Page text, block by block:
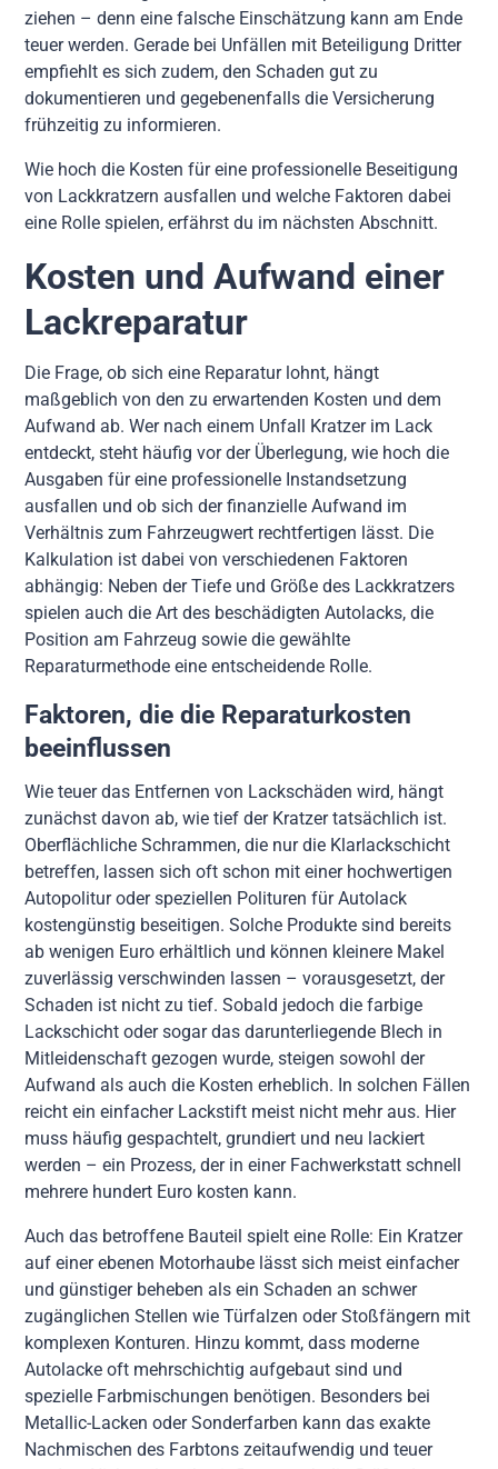
ziehen – denn eine falsche Einschätzung kann am Ende
teuer werden. Gerade bei Unfällen mit Beteiligung Dritter
empfiehlt es sich zudem, den Schaden gut zu
dokumentieren und gegebenenfalls die Versicherung
frühzeitig zu informieren.
Wie hoch die Kosten für eine professionelle Beseitigung
von Lackkratzern ausfallen und welche Faktoren dabei
eine Rolle spielen, erfährst du im nächsten Abschnitt.
Kosten und Aufwand einer
Lackreparatur
Die Frage, ob sich eine Reparatur lohnt, hängt
maßgeblich von den zu erwartenden Kosten und dem
Aufwand ab. Wer nach einem Unfall Kratzer im Lack
entdeckt, steht häufig vor der Überlegung, wie hoch die
Ausgaben für eine professionelle Instandsetzung
ausfallen und ob sich der finanzielle Aufwand im
Verhältnis zum Fahrzeugwert rechtfertigen lässt. Die
Kalkulation ist dabei von verschiedenen Faktoren
abhängig: Neben der Tiefe und Größe des Lackkratzers
spielen auch die Art des beschädigten Autolacks, die
Position am Fahrzeug sowie die gewählte
Reparaturmethode eine entscheidende Rolle.
Faktoren, die die Reparaturkosten
beeinflussen
Wie teuer das Entfernen von Lackschäden wird, hängt
zunächst davon ab, wie tief der Kratzer tatsächlich ist.
Oberflächliche Schrammen, die nur die Klarlackschicht
betreffen, lassen sich oft schon mit einer hochwertigen
Autopolitur oder speziellen Polituren für Autolack
kostengünstig beseitigen. Solche Produkte sind bereits
ab wenigen Euro erhältlich und können kleinere Makel
zuverlässig verschwinden lassen – vorausgesetzt, der
Schaden ist nicht zu tief. Sobald jedoch die farbige
Lackschicht oder sogar das darunterliegende Blech in
Mitleidenschaft gezogen wurde, steigen sowohl der
Aufwand als auch die Kosten erheblich. In solchen Fällen
reicht ein einfacher Lackstift meist nicht mehr aus. Hier
muss häufig gespachtelt, grundiert und neu lackiert
werden – ein Prozess, der in einer Fachwerkstatt schnell
mehrere hundert Euro kosten kann.
Auch das betroffene Bauteil spielt eine Rolle: Ein Kratzer
auf einer ebenen Motorhaube lässt sich meist einfacher
und günstiger beheben als ein Schaden an schwer
zugänglichen Stellen wie Türfalzen oder Stoßfängern mit
komplexen Konturen. Hinzu kommt, dass moderne
Autolacke oft mehrschichtig aufgebaut sind und
spezielle Farbmischungen benötigen. Besonders bei
Metallic-Lacken oder Sonderfarben kann das exakte
Nachmischen des Farbtons zeitaufwendig und teuer